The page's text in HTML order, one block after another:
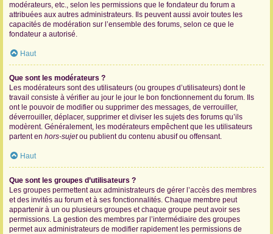
modérateurs, etc., selon les permissions que le fondateur du forum a
attribuées aux autres administrateurs. Ils peuvent aussi avoir toutes les
capacités de modération sur l’ensemble des forums, selon ce que le
fondateur a autorisé.
Haut
Que sont les modérateurs ?
Les modérateurs sont des utilisateurs (ou groupes d’utilisateurs) dont le
travail consiste à vérifier au jour le jour le bon fonctionnement du forum. Ils
ont le pouvoir de modifier ou supprimer des messages, de verrouiller,
déverrouiller, déplacer, supprimer et diviser les sujets des forums qu’ils
modèrent. Généralement, les modérateurs empêchent que les utilisateurs
partent en hors-sujetou publient du contenu abusif ou offensant.
Haut
Que sont les groupes d’utilisateurs ?
Les groupes permettent aux administrateurs de gérer l’accès des membres
et des invités au forum et à ses fonctionnalités. Chaque membre peut
appartenir à un ou plusieurs groupes et chaque groupe peut avoir ses
permissions. La gestion des membres par l’intermédiaire des groupes
permet aux administrateurs de modifier rapidement les permissions de